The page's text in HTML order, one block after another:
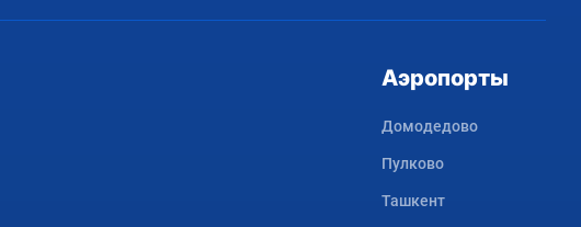
Аэропорты
Домодедово
Пулково
Ташкент